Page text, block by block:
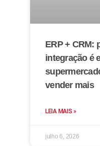
ERP + CRM:
integração é
vender mais
LEIA MAIS »
julho 6, 2026